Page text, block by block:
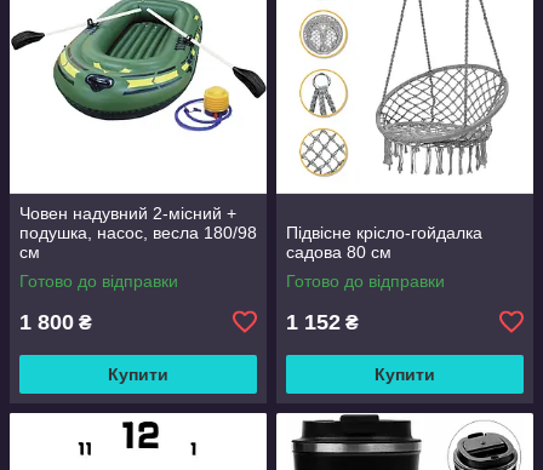
Човен надувний 2-місний +
подушка, насос, весла 180/98
см
Готово до відправки
1 800 ₴
Купити
Підвісне крісло-гойдалка
садова 80 см
Готово до відправки
1 152 ₴
Купити